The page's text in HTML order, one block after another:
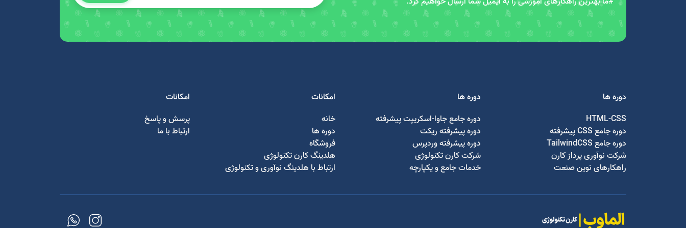
دوره ها
HTML-CSS
دوره جامع CSS پیشرفته
دوره جامع TailwindCSS
شرکت نوآوری پرداز کارن
راهکارهای نوین صنعت
دوره ها
دوره جامع جاوا-اسکریپت پیشرفته
دوره پیشرفته ریکت
دوره پیشرفته وردپرس
شرکت کارن تکنولوژی
خدمات جامع و یکپارچه
امکانات
خانه
دوره ها
فروشگاه
هلدینگ کارن تکنولوژی
ارتباط با هلدینگ نوآوری و تکنولوژی
امکانات
پرسش و پاسخ
ارتباط با ما